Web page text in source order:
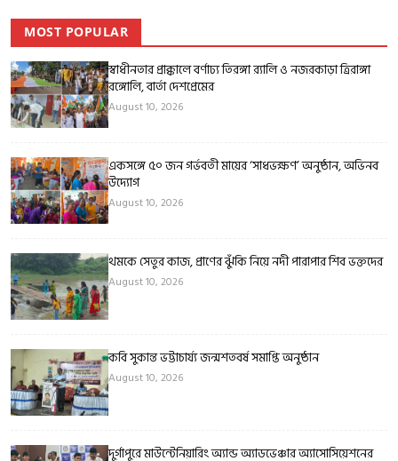
MOST POPULAR
স্বাধীনতার প্রাক্কালে বর্ণাঢ্য তিরঙ্গা র‍্যালি ও নজরকাড়া ত্রিরাঙ্গা
রঙ্গোলি, বার্তা দেশপ্রেমের
August 10, 2026
একসঙ্গে ৫০ জন গর্ভবতী মায়ের ‘সাধভক্ষণ’ অনুষ্ঠান, অভিনব
উদ্যোগ
August 10, 2026
থমকে সেতুর কাজ, প্রাণের ঝুঁকি নিয়ে নদী পারাপার শিব ভক্তদের
August 10, 2026
কবি সুকান্ত ভট্টাচার্য্য জন্মশতবর্ষ সমাপ্তি অনুষ্ঠান
August 10, 2026
দুর্গাপুরে মাউন্টেনিয়ারিং অ্যান্ড অ্যাডভেঞ্চার অ্যাসোসিয়েশনের